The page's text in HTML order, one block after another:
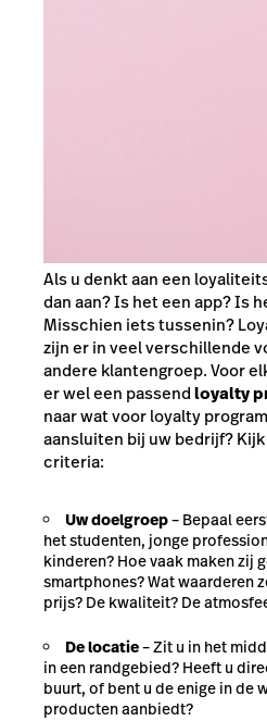
Als u denkt aan een
dan aan? Is het een app? Is
Misschien iets tussenin?
zijn er in veel verschillende
andere klantengroep. Voor
er wel een passendloyalty
naar wat voor loyalty
aansluiten bij uw bedrijf?
criteria:
Uw doelgroep– Bepaal
het studenten, jonge
kinderen? Hoe vaak maken zij
smartphones? Wat waarderen
prijs? De kwaliteit? De
De locatie– Zit u in het
in een randgebied? Heeft u
buurt, of bent u de enige in de
producten aanbiedt?